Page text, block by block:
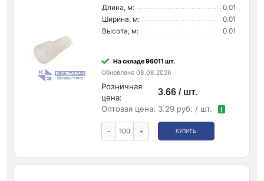
Длина, м:
0.01
Ширина, м:
0.01
Высота, м:
0.01
На складе 96011 шт.
Обновлено 08.08.2026
Розничная
цена:
3.66 / шт.
Оптовая цена: 3.29 руб. / шт. !
- + КУПИТЬ